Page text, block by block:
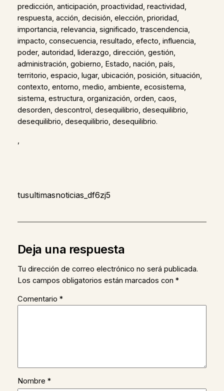
predicción, anticipación, proactividad, reactividad,
respuesta, acción, decisión, elección, prioridad,
importancia, relevancia, significado, trascendencia,
impacto, consecuencia, resultado, efecto, influencia,
poder, autoridad, liderazgo, dirección, gestión,
administración, gobierno, Estado, nación, país,
territorio, espacio, lugar, ubicación, posición, situación,
contexto, entorno, medio, ambiente, ecosistema,
sistema, estructura, organización, orden, caos,
desorden, descontrol, desequilibrio, desequilibrio,
desequilibrio, desequilibrio, desequilibrio.
tusultimasnoticias_df6zj5
Deja una respuesta
Tu dirección de correo electrónico no será publicada.
Los campos obligatorios están marcados con *
Comentario *
Nombre *